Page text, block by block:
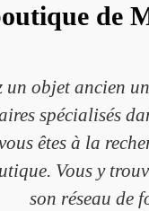
de
un objet ancien
spécialisés
êtes à la
Vous y
son réseau de